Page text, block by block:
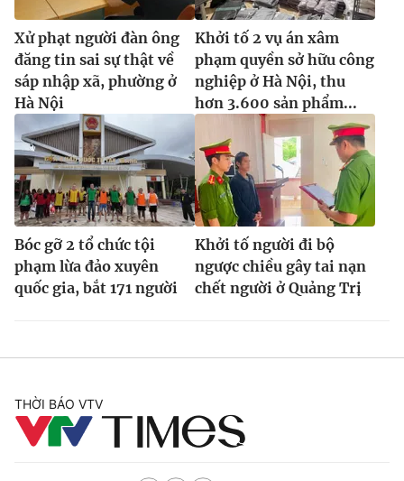
Xử phạt người đàn ông
đăng tin sai sự thật về
sáp nhập xã, phường ở
Hà Nội
Khởi tố 2 vụ án xâm
phạm quyền sở hữu công
nghiệp ở Hà Nội, thu
hơn 3.600 sản phẩm...
Bóc gỡ 2 tổ chức tội
phạm lừa đảo xuyên
quốc gia, bắt 171 người
Khởi tố người đi bộ
ngược chiều gây tai nạn
chết người ở Quảng Trị
THỜI BÁO VTV